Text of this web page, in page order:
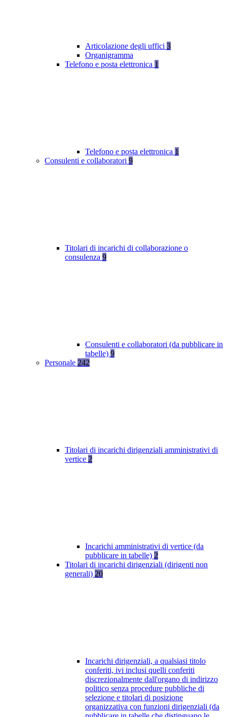
Articolazione degli uffici 3
Organigramma
Telefono e posta elettronica 1
Telefono e posta elettronica 1
Consulenti e collaboratori 9
Titolari di incarichi di collaborazione o
consulenza 9
Consulenti e collaboratori (da pubblicare in
tabelle) 9
Personale 242
Titolari di incarichi dirigenziali amministrativi di
vertice 2
Incarichi amministrativi di vertice (da
pubblicare in tabelle) 2
Titolari di incarichi dirigenziali (dirigenti non
generali) 20
Incarichi dirigenziali, a qualsiasi titolo
conferiti, ivi inclusi quelli conferiti
discrezionalmente dall'organo di indirizzo
politico senza procedure pubbliche di
selezione e titolari di posizione
organizzativa con funzioni dirigenziali (da